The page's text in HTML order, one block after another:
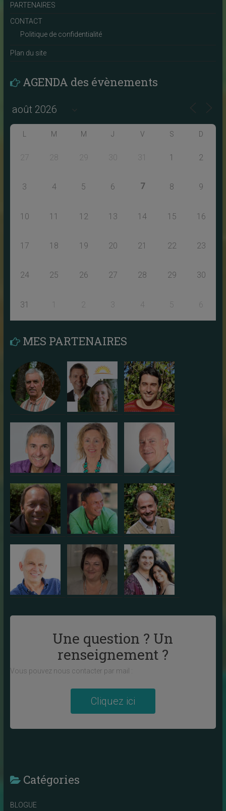
PARTENAIRES
CONTACT
Politique de confidentialité
Plan du site
AGENDA des évènements
M M J V S D
27 28 29 30 31 1 2
3 4 5 6 7 8 9
10 11 12 13 14 15 16
17 18 19 20 21 22 23
24 25 26 27 28 29 30
31 1 3 4 5 6
MES PARTENAIRES
Une question ? Un
renseignement ?
Vous pouvez nous contacter par mail :
Cliquez ici
Catégories
BLOGUE